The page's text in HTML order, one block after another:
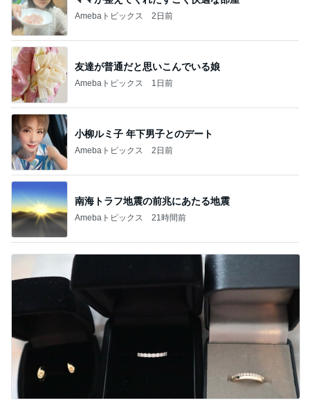
Amebaトピックス 2日前
友達が普通だと思いこんでいる娘
Amebaトピックス 1日前
小柳ルミ子 年下男子とのデート
Amebaトピックス 2日前
南海トラフ地震の前兆にあたる地震
Amebaトピックス 21時間前